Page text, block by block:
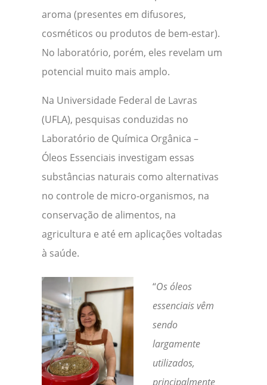
aroma (presentes em difusores,
cosméticos ou produtos de bem-estar).
No laboratório, porém, eles revelam um
potencial muito mais amplo.
Na Universidade Federal de Lavras
(UFLA), pesquisas conduzidas no
Laboratório de Química Orgânica –
Óleos Essenciais investigam essas
substâncias naturais como alternativas
no controle de micro-organismos, na
conservação de alimentos, na
agricultura e até em aplicações voltadas
à saúde.
“Os óleos
essenciais vêm
sendo
largamente
utilizados,
principalmente